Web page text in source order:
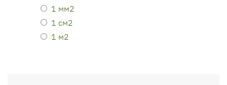
1 мм2
1 см2
1 м2